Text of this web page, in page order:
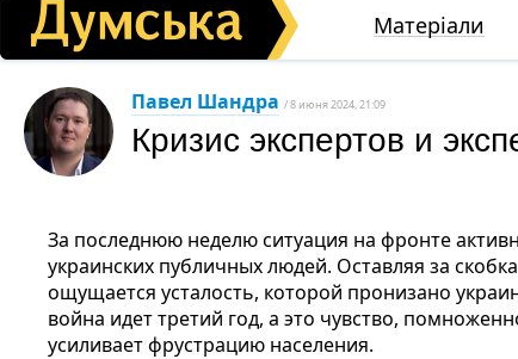
Матеріали
Павел Шандра / 8 июня 2024, 21:09
Кризис экспертов и
За последнюю неделю ситуация на фронте
украинских публичных людей. Оставляя за
ощущается усталость, которой пронизано
война идет третий год, а это чувство,
усиливает фрустрацию населения.